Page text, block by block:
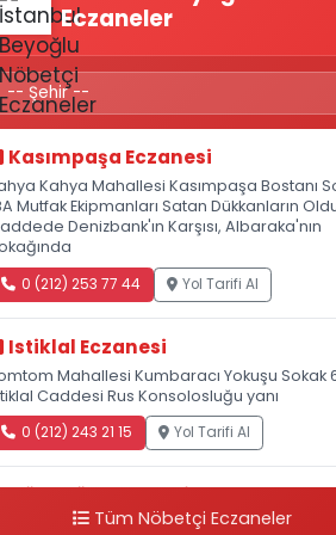
Eczaneler
Kasımpaşa Eczanesi
Kahya Mahallesi Kasımpaşa Bostanı
Mutfak Ekipmanları Satan Dükkanların
Denizbank'ın Karşısı, Albaraka'nın
0 (212) 253 77 44 Yol Tarifi Al
Istiklal Eczanesi
Mahallesi Kumbaracı Yokuşu Sokak
Caddesi Rus Konsolosluğu yanı
0 (212) 243 21 15 Yol Tarifi Al
Güleryüz Eczanesi
Mahallesi Şaban Deresi Sokak 7 D Koç
Tüm Nöbetçi Eczaneler